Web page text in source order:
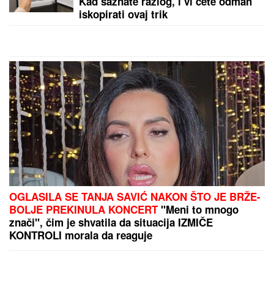
"RODI MI JOŠ JEDNU BEBU",slavni glumac (68)
predložio supruzi (42) da dobiju OSMO DETE - njena
reakcija je hit: Za 9 godina dočekali su 4 SINA I 3
ĆERKE, ali on ne želi da se zaustavi